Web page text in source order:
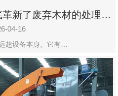
新了废弃木材的处理模
式04-16
超设备本身。它有…